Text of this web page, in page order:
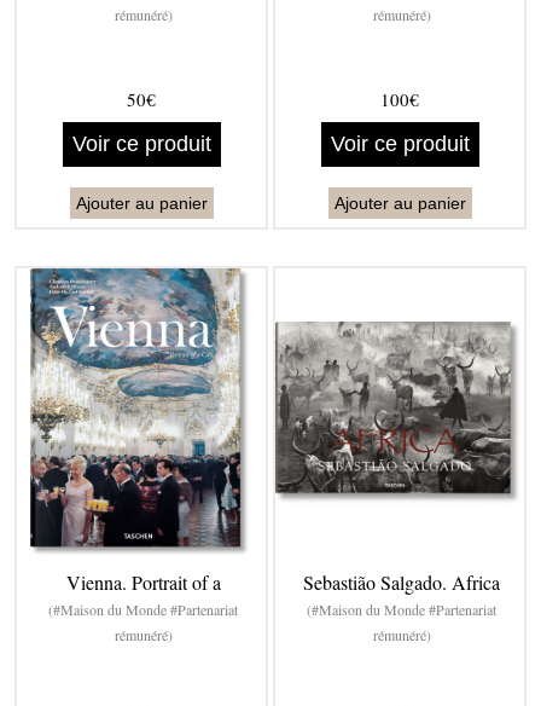
rémunéré)
50€
Voir ce produit
Ajouter au panier
rémunéré)
100€
Voir ce produit
Ajouter au panier
Vienna. Portrait of a
(#Maison du Monde #Partenariat
rémunéré)
Sebastião Salgado. Africa
(#Maison du Monde #Partenariat
rémunéré)